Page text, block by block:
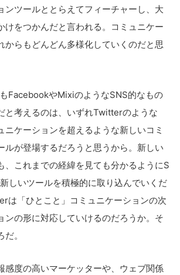
ンツールととらえてフィーチャーし、大
けをつかんだと言われる。コミュニケー
からもどんどん多様化していくのだと思
FacebookやMixiのようなSNS的なもの
と考えるのは、いずれTwitterのような
ニケーションを超えるような新しいコミ
ルが登場するだろうと思うから。新しい
、これまでの経緯を見ても分かるようにS
しいツールを積極的に取り込んでいくだ
は「ひとこと」コミュニケーションの次
ンの形に対応していけるのだろうか。そ
。
度の高いマーケッターや、ウェブ関係